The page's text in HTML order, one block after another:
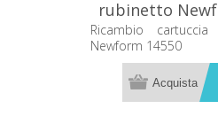
rubinetto
Ricambio
Newform 14550